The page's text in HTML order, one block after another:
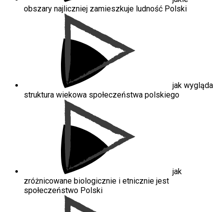
obszary najliczniej zamieszkuje ludność Polski
jak wygląda
struktura wiekowa społeczeństwa polskiego
jak
zróżnicowane biologicznie i etnicznie jest
społeczeństwo Polski